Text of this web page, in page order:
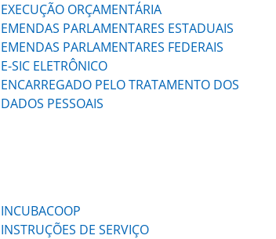
EXECUÇÃO ORÇAMENTÁRIA
EMENDAS PARLAMENTARES ESTADUAIS
EMENDAS PARLAMENTARES FEDERAIS
E-SIC ELETRÔNICO
ENCARREGADO PELO TRATAMENTO DOS
DADOS PESSOAIS
INCUBACOOP
INSTRUÇÕES DE SERVIÇO